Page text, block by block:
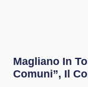
Magliano In
Comuni”, Il